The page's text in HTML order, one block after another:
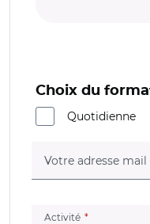
Choix du
Quotidienne
Votre adresse mail
Activité (champ